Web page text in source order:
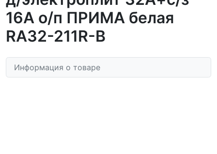
16А о/п ПРИМА белая
RA32-211R-B
Информация о товаре